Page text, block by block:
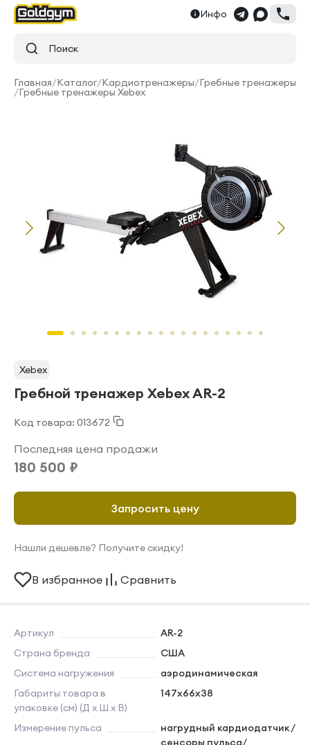
Инфо
Поиск
Главная/Каталог/Кардиотренажеры/Гребные тренажеры
/Гребные тренажеры Xebex
Xebex
Гребной тренажер Xebex AR-2
Код товара: 013672
Артикул
AR-2
Страна бренда
США
Система нагружения
аэродинамическая
Габариты товара в
упаковке (см) (Д х Ш х В)
147х66х38
Измерение пульса
нагрудный кардиодатчик /
сенсоры пульса/
Последняя цена продажи
180 500 ₽
Запросить цену
Нашли дешевле? Получите скидку!
В избранное Сравнить